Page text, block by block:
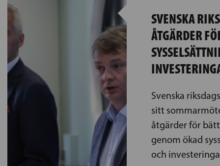
SVENSKA
ÅTGÄRDER
Svenska
sitt
åtgärder för
genom ökad
och